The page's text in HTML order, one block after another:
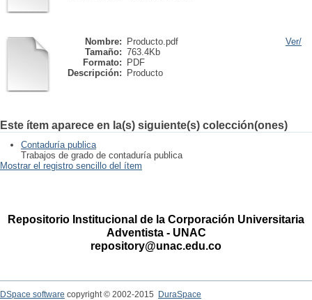
Nombre:
Producto.pdf
Tamaño: 763.4Kb
Formato:
PDF
Descripción:
Producto
Ver/
Este ítem aparece en la(s) siguiente(s) colección(ones)
Contaduría publica
Trabajos de grado de contaduría publica
Mostrar el registro sencillo del ítem
Repositorio Institucional de la Corporación Universitaria
Adventista - UNAC
repository@unac.edu.co
DSpace software copyright © 2002-2015
DuraSpace